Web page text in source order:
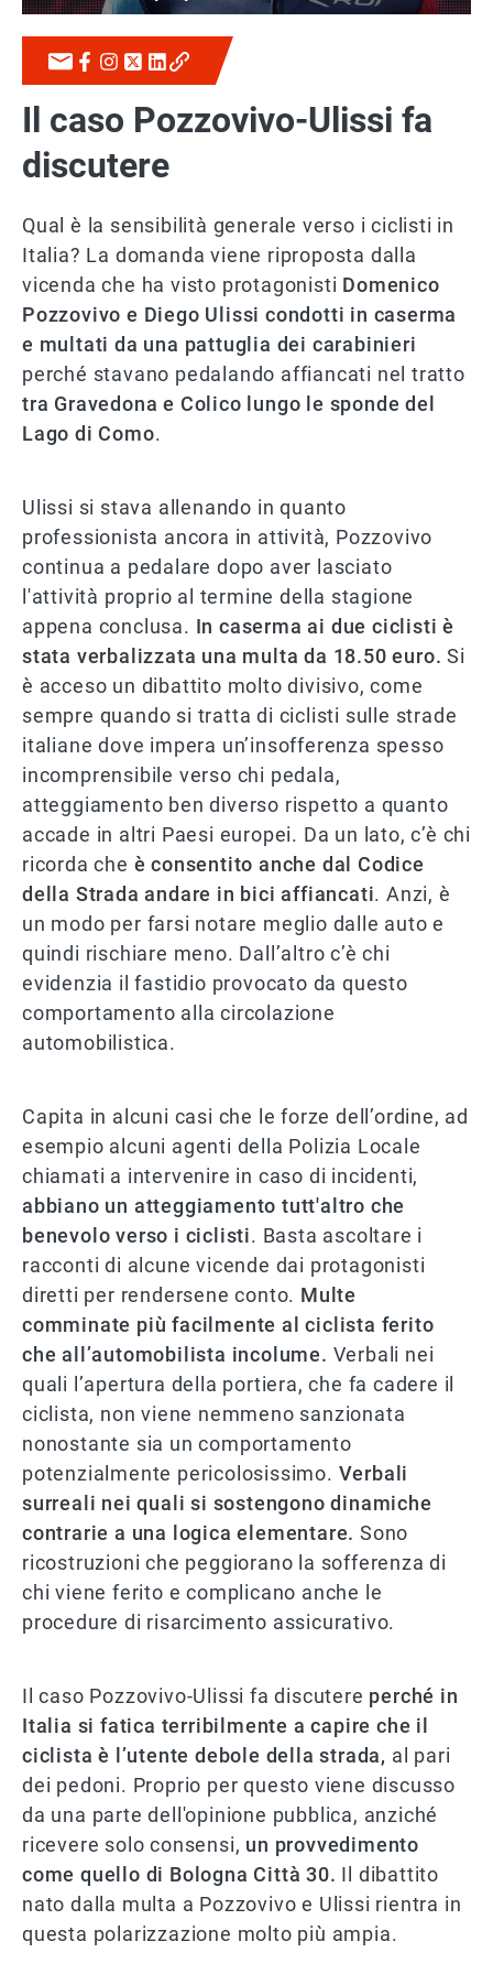
Il caso Pozzovivo-Ulissi fa
discutere
Qual è la sensibilità generale verso i ciclisti in
Italia? La domanda viene riproposta dalla
vicenda che ha visto protagonisti Domenico
Pozzovivo e Diego Ulissi condotti in caserma
e multati da una pattuglia dei carabinieri
perché stavano pedalando affiancati nel tratto
tra Gravedona e Colico lungo le sponde del
Lago di Como.
Ulissi si stava allenando in quanto
professionista ancora in attività, Pozzovivo
continua a pedalare dopo aver lasciato
l'attività proprio al termine della stagione
appena conclusa. In caserma ai due ciclisti è
stata verbalizzata una multa da 18.50 euro.Si
è acceso un dibattito molto divisivo, come
sempre quando si tratta di ciclisti sulle strade
italiane dove impera un’insofferenza spesso
incomprensibile verso chi pedala,
atteggiamento ben diverso rispetto a quanto
accade in altri Paesi europei. Da un lato, c’è chi
ricorda che è consentito anche dal Codice
della Strada andare in bici affiancati. Anzi, è
un modo per farsi notare meglio dalle auto e
quindi rischiare meno. Dall’altro c’è chi
evidenzia il fastidio provocato da questo
comportamento alla circolazione
automobilistica.
Capita in alcuni casi che le forze dell’ordine, ad
esempio alcuni agenti della Polizia Locale
chiamati a intervenire in caso di incidenti,
abbiano un atteggiamento tutt'altro che
benevolo verso i ciclisti. Basta ascoltare i
racconti di alcune vicende dai protagonisti
diretti per rendersene conto. Multe
comminate più facilmente al ciclista ferito
che all’automobilista incolume. Verbali nei
quali l’apertura della portiera, che fa cadere il
ciclista, non viene nemmeno sanzionata
nonostante sia un comportamento
potenzialmente pericolosissimo. Verbali
surreali nei quali si sostengono dinamiche
contrarie a una logica elementare. Sono
ricostruzioni che peggiorano la sofferenza di
chi viene ferito e complicano anche le
procedure di risarcimento assicurativo.
Il caso Pozzovivo-Ulissi fa discutere perché in
Italia si fatica terribilmente a capire che il
ciclista è l’utente debole della strada, al pari
dei pedoni. Proprio per questo viene discusso
da una parte dell'opinione pubblica, anziché
ricevere solo consensi, un provvedimento
come quello di Bologna Città 30. Il dibattito
nato dalla multa a Pozzovivo e Ulissi rientra in
questa polarizzazione molto più ampia.